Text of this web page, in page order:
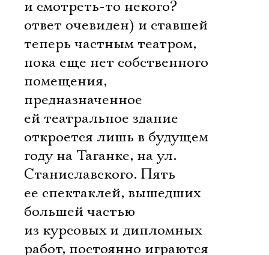
и смотреть-то некого? 
ответ очевиден) и ставшей
теперь частным театром,
пока еще нет собственного
помещения,
предназначенное
ей театральное здание
откроется лишь в будущем
году на Таганке, на ул.
Станиславского. Пять
ее спектаклей, вышедших
большей частью
из курсовых и дипломных
работ, постоянно играются